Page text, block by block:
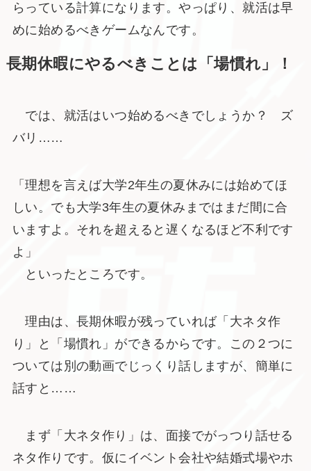
らっている計算になります。やっぱり、就活は早
めに始めるべきゲームなんです。
長期休暇にやるべきことは「場慣れ」！
では、就活はいつ始めるべきでしょうか？ ズ
バリ……
「理想を言えば大学2年生の夏休みには始めてほ
しい。でも大学3年生の夏休みまではまだ間に合
いますよ。それを超えると遅くなるほど不利です
よ」
といったところです。
理由は、長期休暇が残っていれば「大ネタ作
り」と「場慣れ」ができるからです。この２つに
ついては別の動画でじっくり話しますが、簡単に
話すと……
まず「大ネタ作り」は、面接でがっつり話せる
ネタ作りです。仮にイベント会社や結婚式場やホ